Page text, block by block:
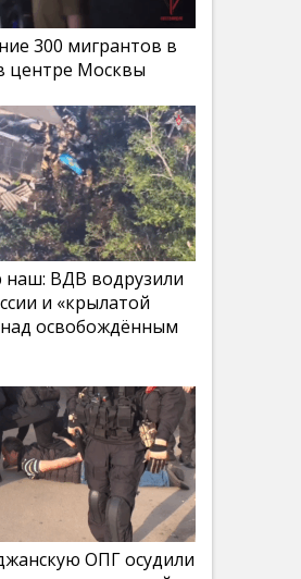
300 мигрантов в
центре Москвы
наш: ВДВ водрузили
и «крылатой
освобождённым
ОПГ осудили